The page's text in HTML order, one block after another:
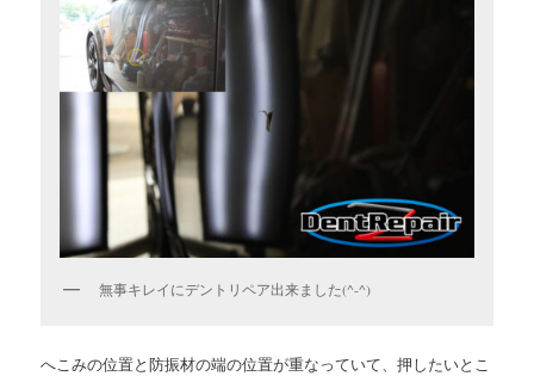
無事キレイにデントリペア出来ました(^-^)
へこみの位置と防振材の端の位置が重なっていて、押したいとこ